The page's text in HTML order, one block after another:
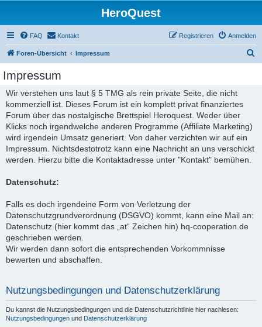
HeroQuest
FAQ Kontakt Anmelden
Registrieren
Foren-Übersicht Impressum
Impressum
Wir verstehen uns laut § 5 TMG als rein private Seite, die nicht
kommerziell ist. Dieses Forum ist ein komplett privat finanziertes
Forum über das nostalgische Brettspiel Heroquest. Weder über
Klicks noch irgendwelche anderen Programme (Affiliate Marketing)
wird irgendein Umsatz generiert. Von daher verzichten wir auf ein
Impressum. Nichtsdestotrotz kann eine Nachricht an uns verschickt
werden. Hierzu bitte die Kontaktadresse unter "Kontakt" bemühen.
Datenschutz:
Falls es doch irgendeine Form von Verletzung der
Datenschutzgrundverordnung (DSGVO) kommt, kann eine Mail an:
Datenschutz (hier kommt das „at“ Zeichen hin) hq-cooperation.de
geschrieben werden.
Wir werden dann sofort die entsprechenden Vorkommnisse
bewerten und abschaffen.
Nutzungsbedingungen und Datenschutzerklärung
Du kannst die Nutzungsbedingungen und die Datenschutzrichtlinie hier nachlesen:
Nutzungsbedingungen und Datenschutzerklärung